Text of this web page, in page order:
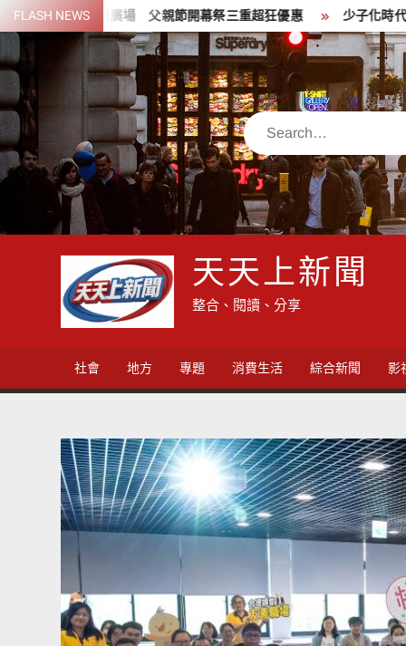
Skip
to
content
FLASH NEWS
尚廣場 父親節開幕祭三重超狂優惠 少子化時代的地方解方
Search
天天上新聞
整合、閱讀、分享
社會 地方 專題 消費生活 綜合新聞 影